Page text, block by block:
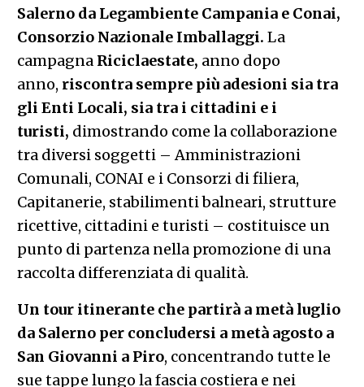
Salerno da Legambiente Campania e Conai,
Consorzio Nazionale Imballaggi. La
campagnaRiciclaestate, anno dopo
anno, riscontra sempre più adesioni sia tra
gli Enti Locali, sia tra i cittadini e i
turisti, dimostrando come la collaborazione
tra diversi soggetti – Amministrazioni
Comunali, CONAI e i Consorzi di filiera,
Capitanerie, stabilimenti balneari, strutture
ricettive, cittadini e turisti – costituisce un
punto di partenza nella promozione di una
raccolta differenziata di qualità.
Un tour itinerante che partirà a metà luglio
da Salerno per concludersi a metà agosto a
San Giovanni a Piro, concentrando tutte le
sue tappe lungo la fascia costiera e nei